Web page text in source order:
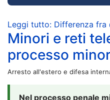
Leggi tutto: Differenza fra
Minori e reti
processo
Arresto all'estero e difesa
Nel processo penale